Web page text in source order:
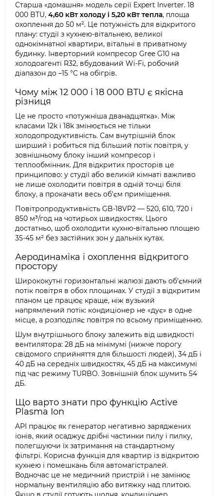
Старша «домашня» модель серії Expert Inverter. 18
000 BTU, 4,60 кВт холоду і 5,20 кВт тепла, площа
охоплення до 50 м². Це потужність для відкритого
плану: студії з кухнею-вітальнею, великої
однокімнатної квартири, вітальні в приватному
будинку. Інверторний компресор Gree G10 на
холодоагенті R32, вбудований Wi-Fi, робочий
діапазон до –15 °C на обігрів.
Чому між 12 000 і 18 000 BTU є якісна
різниця
Це не просто «потужніша дванадцятка». Між
класами 12k і 18k змінюється не тільки
холодопродуктивність. Сам внутрішній блок
ширший і робиться під більший потік повітря, у
зовнішньому блоку інший компресор і
теплообмінник. Для відкритих просторів це
принципово: у студії або великій кімнаті важливо
не лише охолодити повітря в одній точці біля
блоку, а прокачати весь об'єм приміщення.
Повітропродуктивність GB-18VP2 — 520, 610, 720 і
850 м³/год на чотирьох швидкостях. Цього
достатньо, щоб охолодити кухню-вітальню площею
35-45 м² без застійних зон у дальніх кутах.
Аеродинаміка і охоплення відкритого
простору
Ширококутні горизонтальні жалюзі дають об'ємний
потік повітря в обох площинах. У студії з відкритим
планом це працює краще, ніж вузький
напрямлений потік: кондиціонер не «дує» в одне
місце, а розподіляє повітря по всьому приміщенню.
Шум внутрішнього блоку залежить від швидкості
вентилятора: 28 дБ на мінімумі (нижче порогу
свідомого сприйняття для більшості людей), 34 дБ і
40 дБ на середніх швидкостях, 45 дБ на максимумі
під час режиму TURBO. Зовнішній блок шумить 54
дБ.
Що варто знати про функцію Active
Plasma Ion
API працює як генератор негативно заряджених
іонів, який осаджує дрібні частинки пилу і пилку,
полегшуючи їх затримання на стандартному
фільтрі. Корисна функція для квартир із відкритою
кухнею і помешкань біля автомагістралей.
Водночас це не медичний пристрій і не замінює
нормальну вентиляцію або витяжку над плитою.